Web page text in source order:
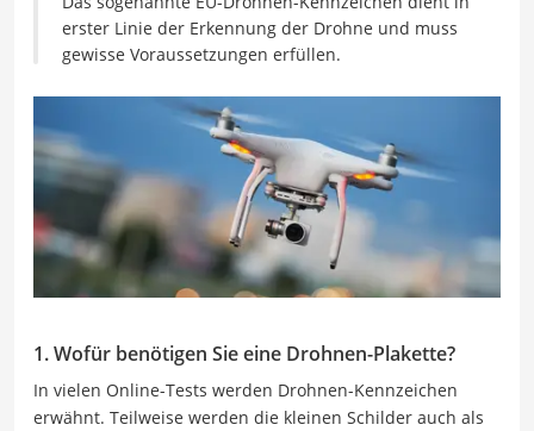
erster Linie der Erkennung der Drohne und muss
gewisse Voraussetzungen erfüllen.
1. Wofür benötigen Sie eine Drohnen-Plakette?
In vielen Online-Tests werden Drohnen-Kennzeichen
erwähnt. Teilweise werden die kleinen Schilder auch als